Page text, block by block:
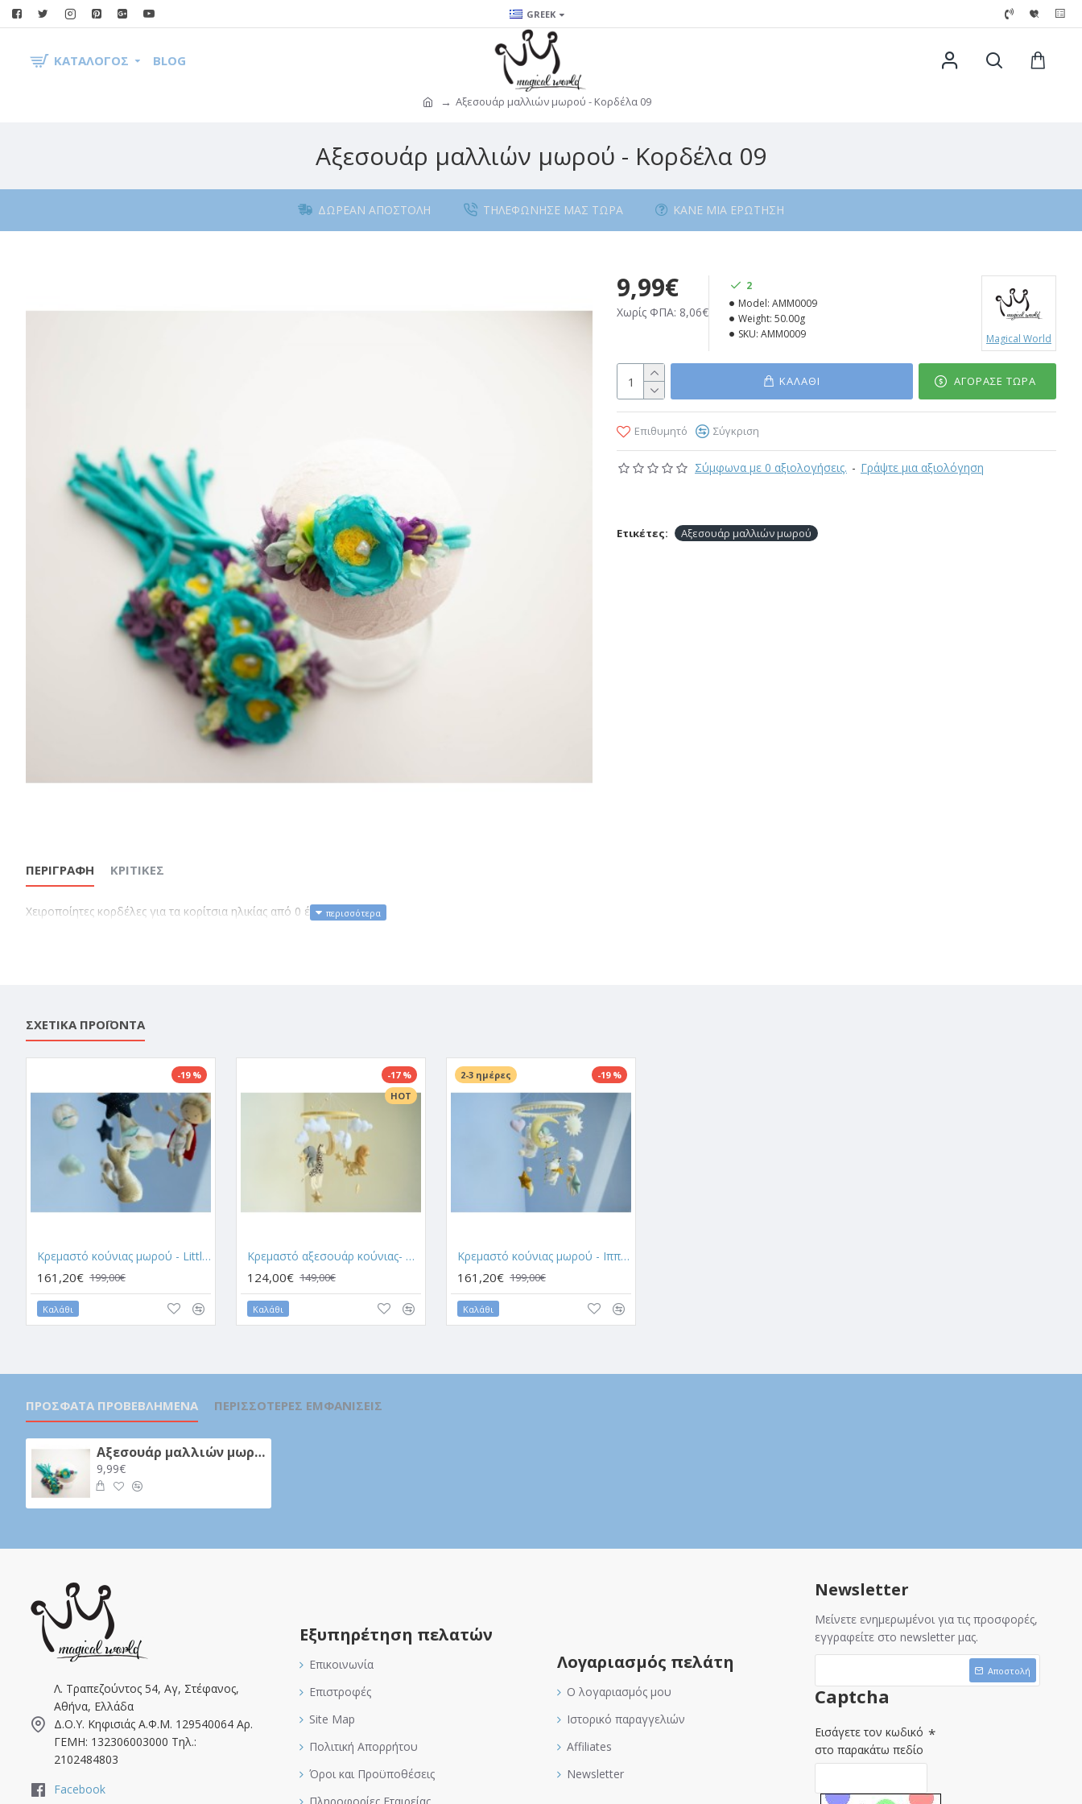
GREEK
ΚΑΤΆΛΟΓΟΣ BLOG
Αξεσουάρ μαλλιών μωρού - Κορδέλα 09
Αξεσουάρ μαλλιών μωρού - Κορδέλα 09
ΔΩΡΕΆΝ ΑΠΟΣΤΟΛΉ ΤΗΛΕΦΏΝΗΣΕ ΜΑΣ ΤΏΡΑ ΚΆΝΕ ΜΙΑ ΕΡΏΤΗΣΗ
Σύμφωνα με 0 αξιολογήσεις. - Γράψτε μια αξιολόγηση
9,99€
Χωρίς ΦΠΑ: 8,06€
2
Model: AMΜ0009
Weight: 50.00g
SKU: AMΜ0009 Magical World
ΚΑΛΆΘΙ ΑΓΌΡΑΣΕ ΤΏΡΑ
Επιθυμητό Σύγκριση
Ετικέτες: Αξεσουάρ μαλλιών μωρού
ΠΕΡΙΓΡΑΦΉ ΚΡΙΤΙΚΈΣ
Χειροποίητες κορδέλες για τα κορίτσια ηλικίας από 0 έως 36 μηνών.
ΣΧΕΤΙΚΆ ΠΡΟΪΌΝΤΑ
-19 %
Κρεμαστό κούνιας μωρού - Little prince
161,20€ 199,00€
Καλάθι
HOT
-17 %
Κρεμαστό αξεσουάρ κούνιας- Σαφάρι
124,00€ 149,00€
Καλάθι
-19 %
2-3 ημέρες
Κρεμαστό κούνιας μωρού - Ιπποπόταμος στην σκάλα
161,20€ 199,00€
Καλάθι
ΠΡΌΣΦΑΤΑ ΠΡΟΒΕΒΛΗΜΈΝΑ ΠΕΡΙΣΣΌΤΕΡΕΣ ΕΜΦΑΝΊΣΕΙΣ
Αξεσουάρ μαλλιών μωρού - Κορδέλα 09
9,99€
Λ. Τραπεζούντος 54, Αγ, Στέφανος,
Αθήνα, Ελλάδα
Δ.Ο.Υ. Κηφισιάς Α.Φ.Μ. 129540064 Αρ.
ΓΕΜΗ: 132306003000 Τηλ.:
2102484803
Facebook
Εξυπηρέτηση πελατών
Επικοινωνία
Επιστροφές
Site Map
Πολιτική Απορρήτου
Όροι και Προϋποθέσεις
Λογαριασμός πελάτη
Ο λογαριασμός μου
Ιστορικό παραγγελιών
Affiliates
Newsletter
Newsletter
Μείνετε ενημερωμένοι για τις προσφορές,
εγγραφείτε στο newsletter μας.
Αποστολή
Captcha
Εισάγετε τον κωδικό
στο παρακάτω πεδίο